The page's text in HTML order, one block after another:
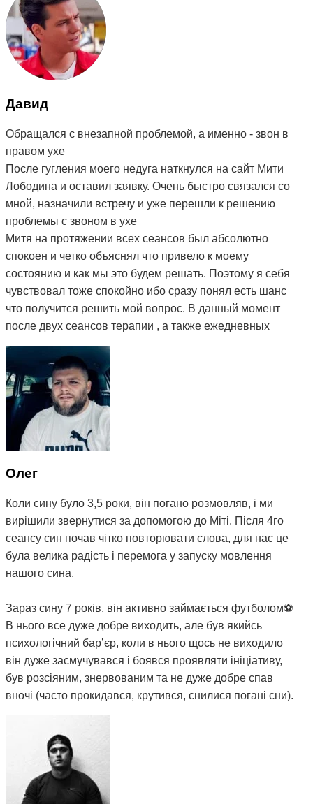
Давид
Обращался с внезапной проблемой, а именно - звон в
правом ухе
После гугления моего недуга наткнулся на сайт Мити
Лободина и оставил заявку. Очень быстро связался со
мной, назначили встречу и уже перешли к решению
проблемы с звоном в ухе
Митя на протяжении всех сеансов был абсолютно
спокоен и четко объяснял что привело к моему
состоянию и как мы это будем решать. Поэтому я себя
чувствовал тоже спокойно ибо сразу понял есть шанс
что получится решить мой вопрос. В данный момент
после двух сеансов терапии , а также ежедневных
упражнений, назначеных мне Митей, моё состояние
улучшилось, пропала боль в шее и плечах и самое
главное - звон стал гораздо тише, а иногда стихает
вовсе. Поэтому я могу рекомендовать остеопата Митю
ибо из всей цепочки людей к которым я обращался с
моей проблемой - это первый и единственный человек
который мне реально помогает) Огромное вам спасибо
Олег
Коли сину було 3,5 роки, він погано розмовляв, і ми
вирішили звернутися за допомогою до Міті. Після 4го
сеансу син почав чітко повторювати слова, для нас це
була велика радість і перемога у запуску мовлення
нашого сина.
Зараз сину 7 років, він активно займається футболом⚽️
В нього все дуже добре виходить, але був якийсь
психологічний барʼєр, коли в нього щось не виходило
він дуже засмучувався і боявся проявляти ініціативу,
був розсіяним, знервованим та не дуже добре спав
вночі (часто прокидався, крутився, снилися погані сни).
сина, він почав менше засмучуватися при невдачах,
почав проявляти ініціативу, гарно навчатися, більш
уважнішим та дисциплінованим і набагато краще почав
спати вночі.